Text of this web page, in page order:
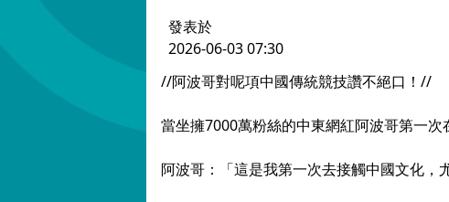
發表於
2026-06-03 07:30
//阿波哥對呢項中國傳統競技讚不絕口！//
當坐擁7000萬粉絲的中東網紅阿波哥第一次
阿波哥：「這是我第一次去接觸中國文化，